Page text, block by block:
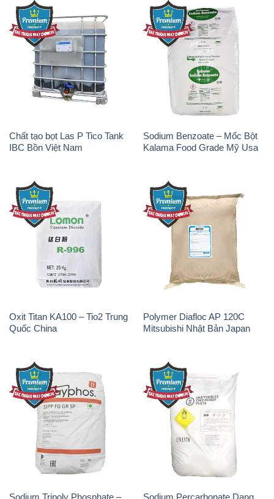
Chất tạo bọt Las P Tico Tank
IBC Bồn Việt Nam
Sodium Benzoate – Mốc Bột
Kalama Food Grade Mỹ Usa
Oxit Titan KA100 – Tio2 Trung
Polymer Diafloc AP 120C
Mitsubishi Nhật Bản Japan
Sodium Tripoly Phosphate –
STPP Prayphos Bỉ Belgium
Sodium Percarbonate Dạng
Bột Trung Quốc China